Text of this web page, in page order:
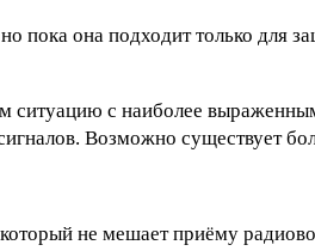
пока она подходит только для
с наиболее
Возможно существует
не мешает приёму